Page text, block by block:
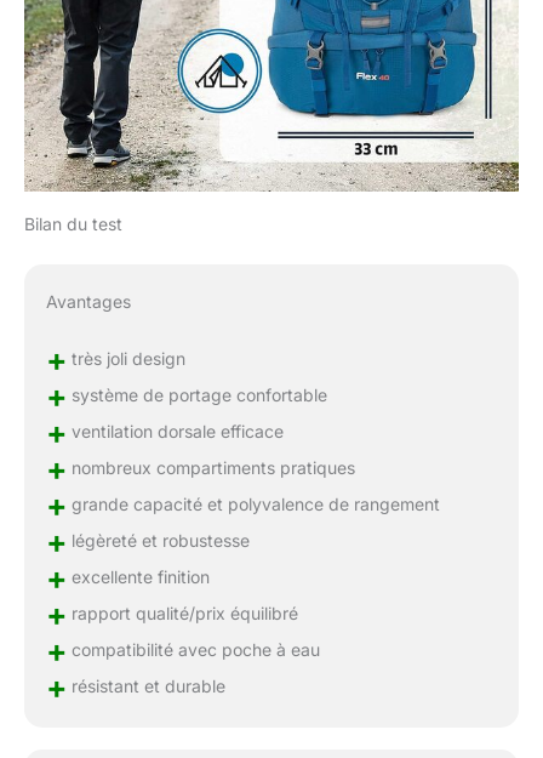
Bilan du test
Avantages
+ très joli design
+ système de portage confortable
+ ventilation dorsale efficace
+ nombreux compartiments pratiques
+ grande capacité et polyvalence de rangement
+ légèreté et robustesse
+ excellente finition
+ rapport qualité/prix équilibré
+ compatibilité avec poche à eau
+ résistant et durable